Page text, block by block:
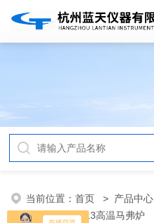
当前位置：首页 > 产品中心
炉
> SXC-5-13高温马弗炉